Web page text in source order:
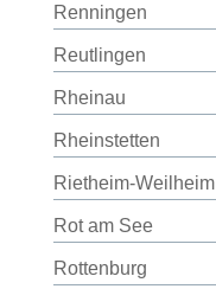
Renningen
Reutlingen
Rheinau
Rheinstetten
Rietheim-Weilheim
Rot am See
Rottenburg